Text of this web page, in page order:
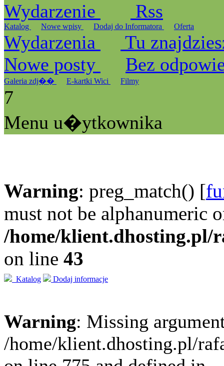
Wydarzenie
Rss
Katalog Nowe wpisy Dodaj do Informatora Oferta
Wydarzenia
Tu
Nowe posty
Bez
Galeria zdj�� E-kartki Wici Filmy
7
Menu u�ytkownika
Warning: preg_match() [
must not be alphanumeric
/home/klient.dhosting.pl/
on line 43
Katalog Dodaj informacje
Warning: Missing
/home/klient.dhosting.pl/